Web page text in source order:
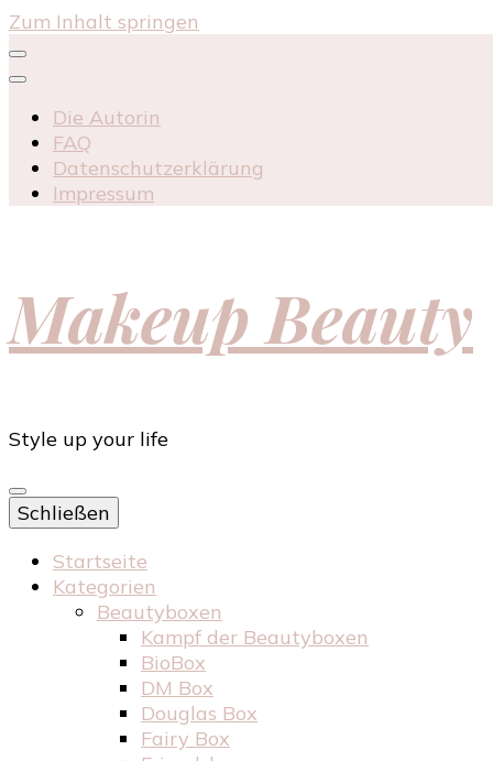
Zum Inhalt springen
Die Autorin
FAQ
Datenschutzerklärung
Impressum
Makeup Beauty
Style up your life
Schließen
Startseite
Kategorien
Beautyboxen
Kampf der Beautyboxen
BioBox
DM Box
Douglas Box
Fairy Box